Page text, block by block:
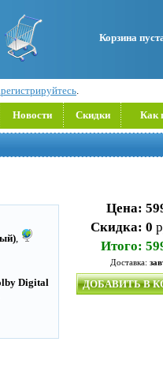
Корзина
.
Новости Скидки Как
,
Digital
Цена:
Скидка: 0
Итого:
Доставка:
ДОБАВИТЬ В